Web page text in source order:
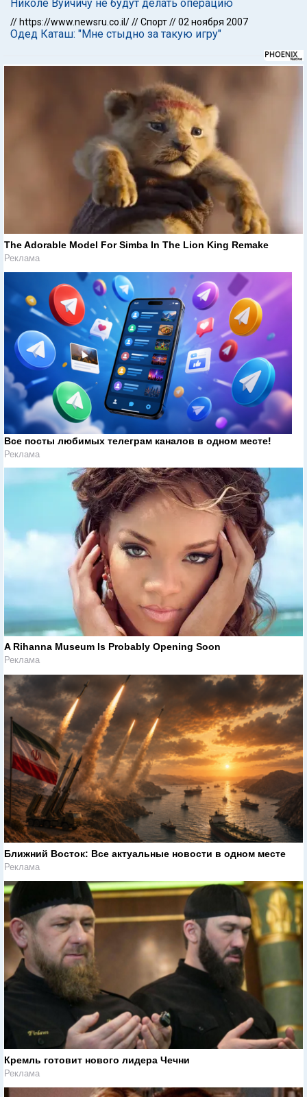
Николе Вуйчичу не будут делать операцию
// https://www.newsru.co.il///Спорт//02 ноября 2007
Одед Каташ: "Мне стыдно за такую игру"
The Adorable Model For Simba In The Lion King Remake
Реклама
Все посты любимых телеграм каналов в одном месте!
Реклама
A Rihanna Museum Is Probably Opening Soon
Реклама
Ближний Восток: Все актуальные новости в одном месте
Реклама
Кремль готовит нового лидера Чечни
Реклама